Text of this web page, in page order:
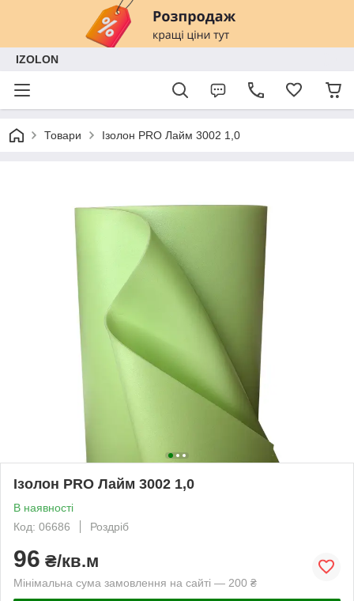
IZOLON
Товари Ізолон PRO Лайм 3002 1,0
Ізолон PRO Лайм 3002 1,0
В наявності
Код: 06686
Роздріб
96 ₴/кв.м
Мінімальна сума замовлення на сайті — 200 ₴